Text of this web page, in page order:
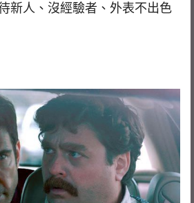
新人、沒經驗者、外表不出色